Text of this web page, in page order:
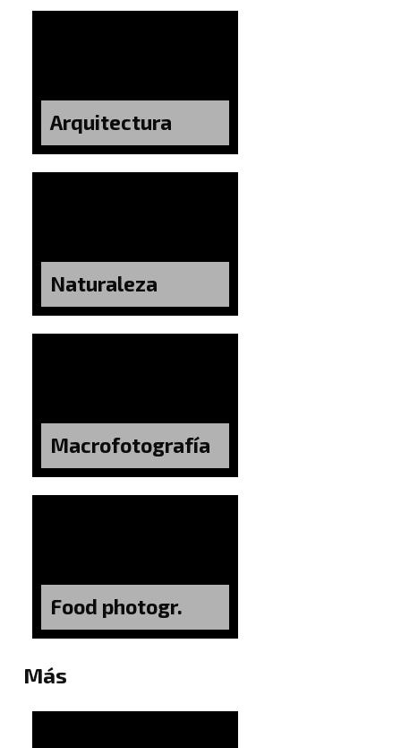
Arquitectura
Naturaleza
Macrofotografía
Food photogr.
Más